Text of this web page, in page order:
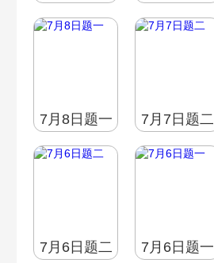
7月8日题一 7月7日题二
7月6日题二 7月6日题一